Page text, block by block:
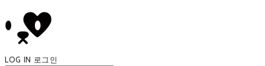
LOG IN 로그인